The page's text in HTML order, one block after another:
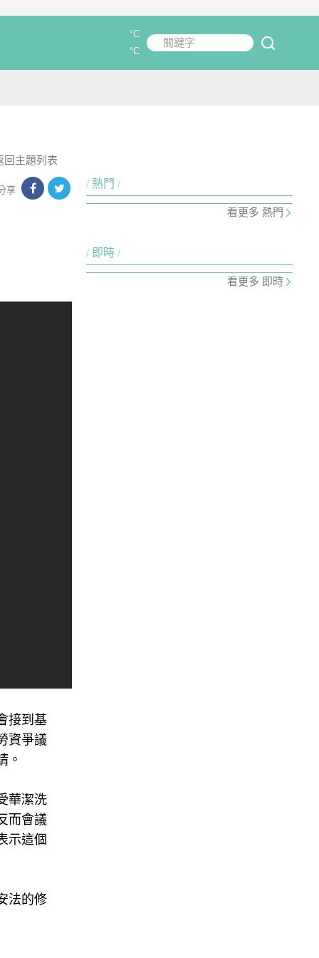
關鍵字
°C
°C
回主題列表
享
接到基
資爭議
。
華潔洗
而會議
示這個
法的修
熱門
看更多 熱門
即時
看更多 即時